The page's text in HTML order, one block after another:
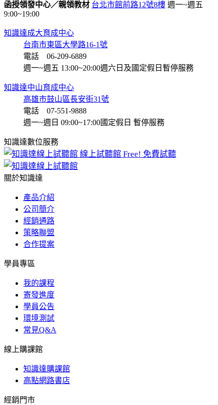
函授領發中心／親領教材 台北市館前路12號8樓 週一~週五
9:00~19:00
知識達成大育成中心
台南市東區大學路16-1號
電話 06-209-6889
週一~週五 13:00~20:00週六日及國定假日暫停服務
知識達中山育成中心
高雄市鼓山區長安街31號
電話 07-551-9888
週一~週日 09:00~17:00國定假日 暫停服務
知識達數位服務
線上試聽館 Free! 免費試聽
關於知識達
產品介紹
公司簡介
經銷通路
策略聯盟
合作提案
學員專區
我的課程
寄發進度
學員公告
環境測試
常見Q&A
線上購課館
知識達購課館
高點網路書店
經銷門市